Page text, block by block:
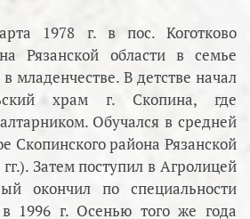
1978 г. в пос. Коготково
Рязанской области в семье
младенчестве. В детстве начал
храм г. Скопина, где
Обучался в средней
Скопинского района Рязанской
Затем поступил в Агролицей
окончил по специальности
в 1996 г. Осенью того же года